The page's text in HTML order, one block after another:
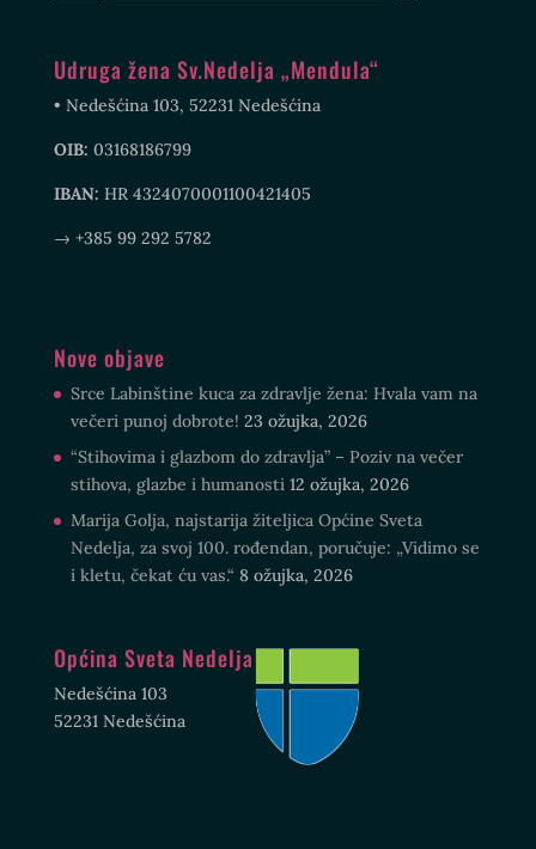
Udruga žena Sv.Nedelja „Mendula“
• Nedešćina 103, 52231 Nedešćina
OIB: 03168186799
IBAN: HR 4324070001100421405
→ +385 99 292 5782
Nove objave
Srce Labinštine kuca za zdravlje žena: Hvala vam na
večeri punoj dobrote! 23 ožujka, 2026
“Stihovima i glazbom do zdravlja” – Poziv na večer
stihova, glazbe i humanosti 12 ožujka, 2026
Marija Golja, najstarija žiteljica Općine Sveta
Nedelja, za svoj 100. rođendan, poručuje: „Vidimo se
i kletu, čekat ću vas.“ 8 ožujka, 2026
Općina Sveta Nedelja
Nedešćina 103
52231 Nedešćina